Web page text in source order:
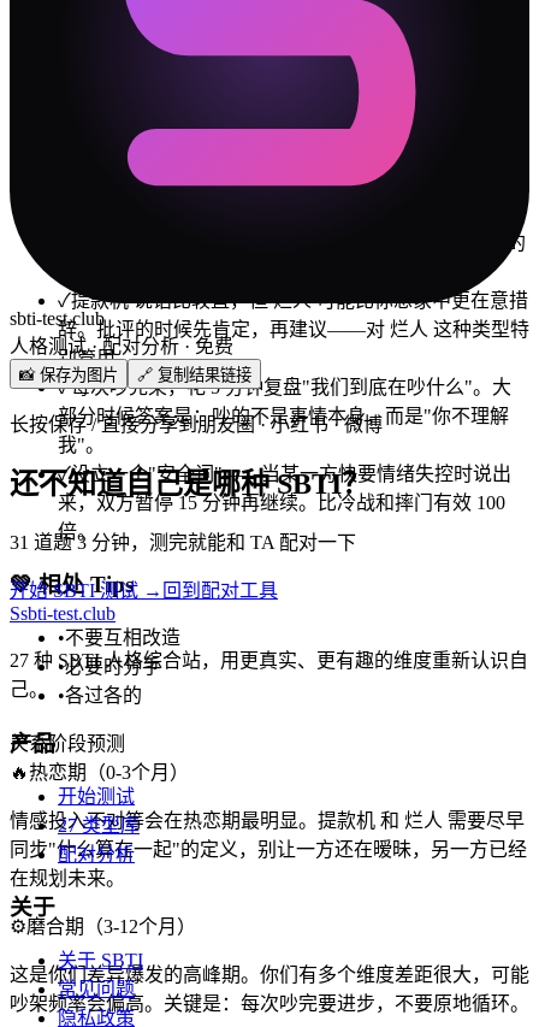
SHIT 承诺出门一次
你们最大的冲突源是「依恋安全感」维度。不是谁对
谁错，是两个人的出厂设置差太远。接受差异是第一
么还没想好"，也别嫌"你怎么不过脑子"。给彼此不同的
✓提款机 说话比较直，但 烂人 可能比你想象中更在意措
辞。批评的时候先肯定，再建议——对 烂人 这种类型特
别管用。
✓每次吵完架，花 5 分钟复盘"我们到底在吵什么"。大
部分时候答案是：吵的不是事情本身，而是"你不理解
我"。
✓设立一个"安全词"——当某一方快要情绪失控时说出
来，双方暂停 15 分钟再继续。比冷战和摔门有效 100
倍。
💚相处 Tips
•不要互相改造
•必要时分手
•各过各的
关系阶段预测
🔥热恋期（0-3个月）
情感投入不对等会在热恋期最明显。提款机 和 烂人 需要尽早
同步"什么算在一起"的定义，别让一方还在暧昧，另一方已经
在规划未来。
⚙️磨合期（3-12个月）
这是你们差异爆发的高峰期。你们有多个维度差距很大，可能
吵架频率会偏高。关键是：每次吵完要进步，不要原地循环。
sbti-test.club
人格测试 · 配对分析 · 免费
📸 保存为图片 🔗 复制结果链接
长按保存 / 直接分享到朋友圈 · 小红书 · 微博
还不知道自己是哪种 SBTI？
31 道题 3 分钟，测完就能和 TA 配对一下
开始 SBTI 测试 → 回到配对工具
Ssbti-test.club
27 种 SBTI 人格综合站，用更真实、更有趣的维度重新认识自
己。
产品
开始测试
27 类型库
配对分析
关于
关于 SBTI
常见问题
隐私政策